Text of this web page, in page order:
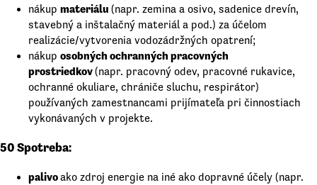
nákup materiálu (napr. zemina a osivo, sadenice drevín,
stavebný a inštalačný materiál a pod.) za účelom
realizácie/vytvorenia vodozádržných opatrení;
nákup osobných ochranných pracovných
prostriedkov(napr. pracovný odev, pracovné rukavice,
ochranné okuliare, chrániče sluchu, respirátor)
používaných zamestnancami prijímateľa pri činnostiach
vykonávaných v projekte.
50 Spotreba:
palivoako zdroj energie na iné ako dopravné účely (napr.